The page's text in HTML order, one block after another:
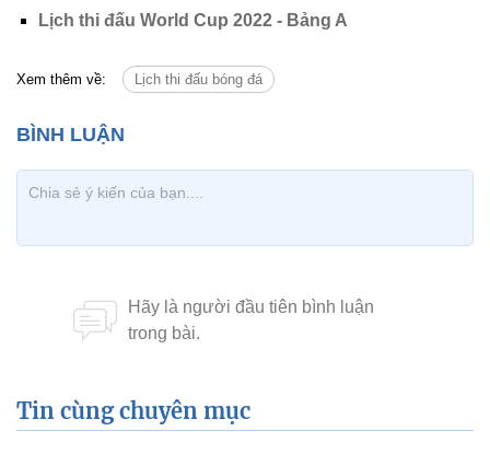
Lịch thi đấu World Cup 2022 - Bảng A
Xem thêm về: Lịch thi đấu bóng đá
Tin cùng chuyên mục